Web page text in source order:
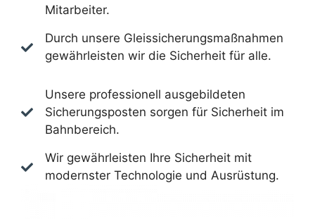
Mitarbeiter.
Durch unsere Gleissicherungsmaßnahmen
gewährleisten wir die Sicherheit für alle.
Unsere professionell ausgebildeten
Sicherungsposten sorgen für Sicherheit im
Bahnbereich.
Wir gewährleisten Ihre Sicherheit mit
modernster Technologie und Ausrüstung.